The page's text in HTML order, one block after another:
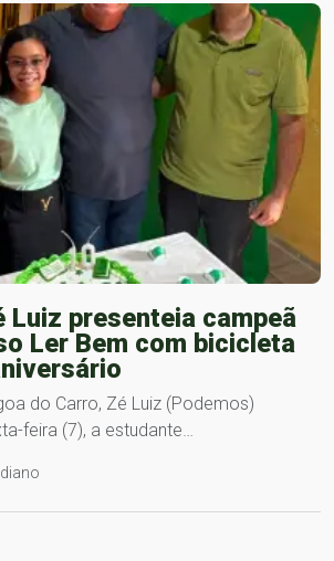
Luiz presenteia campeã
Ler Bem com bicicleta
do Carro, Zé Luiz (Podemos)
feira (7), a estudante…